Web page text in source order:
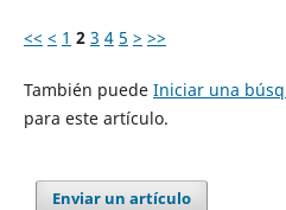
<< < 1 2 3 4 5 > >>
También puede Iniciar una
para este artículo.
Enviar un artículo